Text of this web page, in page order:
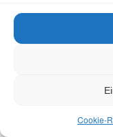
Cookie-
eher weniger
Ohren, Nasen und
Nachwuchs nahe